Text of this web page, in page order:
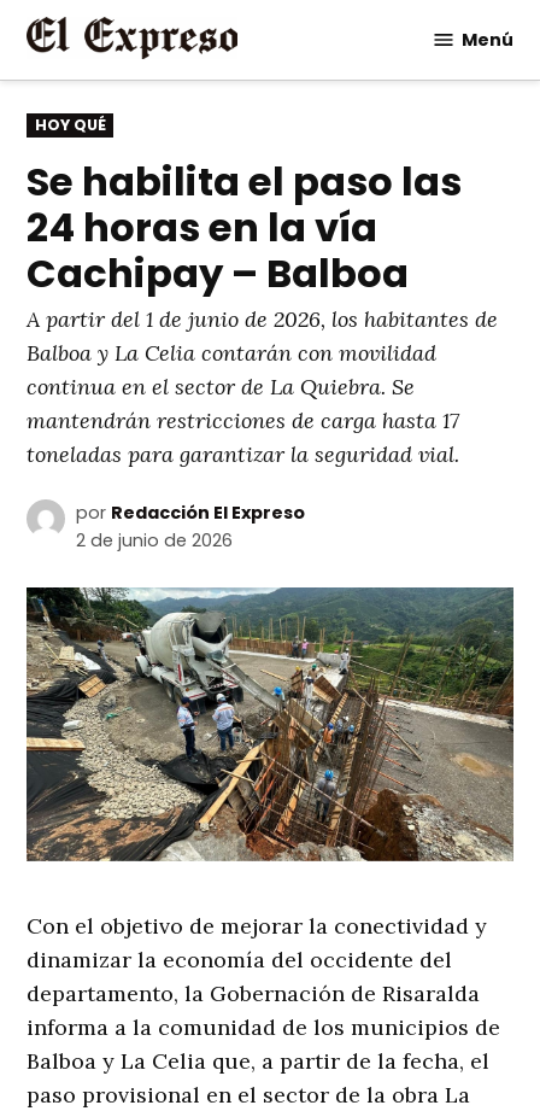
Saltar
contenido
Menú
PUBLICADO
EN
HOY QUÉ
Se habilita el paso las
24 horas en la vía
Cachipay – Balboa
A partir del 1 de junio de 2026, los habitantes de
Balboa y La Celia contarán con movilidad
continua en el sector de La Quiebra. Se
mantendrán restricciones de carga hasta 17
toneladas para garantizar la seguridad vial.
por Redacción El Expreso
2 de junio de 2026
Con el objetivo de mejorar la conectividad y
dinamizar la economía del occidente del
departamento, la Gobernación de Risaralda
informa a la comunidad de los municipios de
Balboa y La Celia que, a partir de la fecha, el
paso provisional en el sector de la obra La